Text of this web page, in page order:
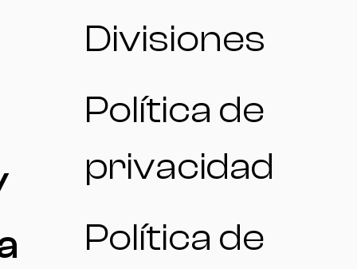
Divisiones
Política de
privacidad
Política de